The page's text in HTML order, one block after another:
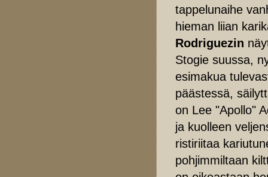
tappelunaihe
hieman liian
Rodriguezin
Stogie suussa,
esimakua
päästessä,
on Lee "Apollo"
ja kuolleen
ristiriitaa
pohjimmiltaan